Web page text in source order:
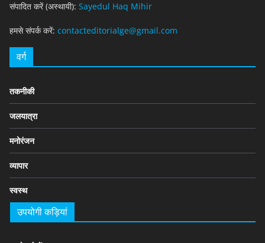
संपादित करें (अस्थायी): Sayedul Haq Mihir
हमसे संपर्क करें: contacteditorialge@gmail.com
वर्ग
तकनीकी
जलयात्रा
मनोरंजन
व्यापार
स्वस्थ
उपयोगी कड़ियां